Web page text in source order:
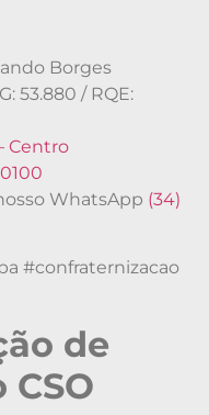
Borges
53.880 / RQE:
Centro
WhatsApp (34)
#confraternizacao
de